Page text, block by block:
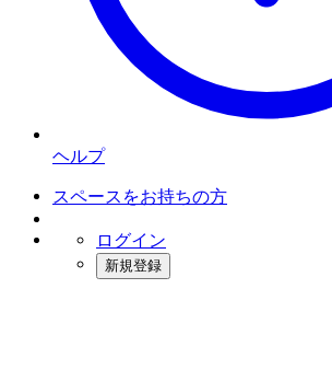
ヘルプ
スペースをお持ちの方
ログイン
新規登録